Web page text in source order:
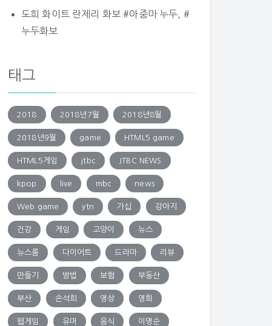
도희 화이트 란제리 화보 #아줌마 누두, #
누두화보
태그
2018 2018년7월 2018년8월
2018년9월 game HTML5 game
HTML5게임 jtbc JTBC NEWS
kpop live mbc news
Web game ytn 가십 강아지
건강 게임 고양이 뉴스
뉴스룸 다이어트 드라마 리뷰
만들기 방법 보험 부동산
부산 손석희 영상 영화
웹게임 유머 음식 이명순